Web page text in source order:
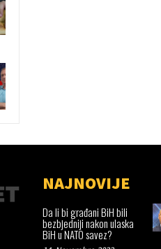
NAJNOVIJE
Da li bi građani BiH bili
bezbjedniji nakon ulaska
BiH u NATO savez?